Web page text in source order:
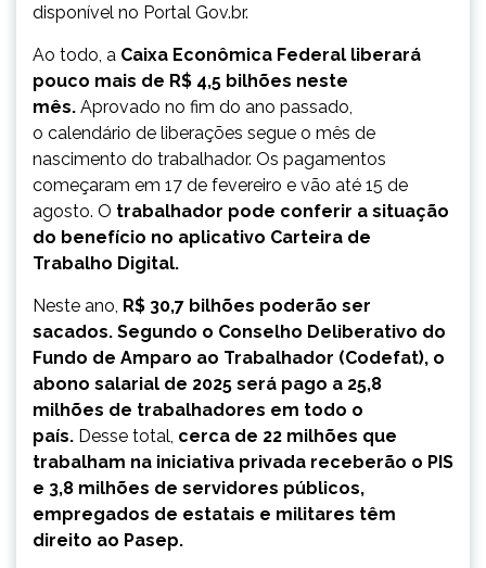
disponível no Portal Gov.br.
Ao todo, a Caixa Econômica Federal liberará
pouco mais de R$ 4,5 bilhões neste
mês. Aprovado no fim do ano passado,
o calendário de liberações segue o mês de
nascimento do trabalhador. Os pagamentos
começaram em 17 de fevereiro e vão até 15 de
agosto. O trabalhador pode conferir a situação
do benefício no aplicativo Carteira de
Trabalho Digital.
Neste ano, R$ 30,7 bilhões poderão ser
sacados. Segundo o Conselho Deliberativo do
Fundo de Amparo ao Trabalhador (Codefat), o
abono salarial de 2025 será pago a 25,8
milhões de trabalhadores em todo o
país. Desse total, cerca de 22 milhões que
trabalham na iniciativa privada receberão o PIS
e 3,8 milhões de servidores públicos,
empregados de estatais e militares têm
direito ao Pasep.